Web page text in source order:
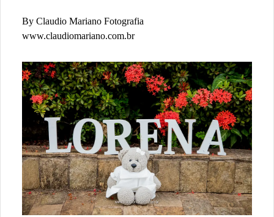
By Claudio Mariano Fotografia
www.claudiomariano.com.br